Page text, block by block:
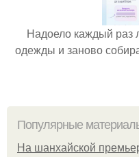
Надоело каждый раз
одежды и заново
Популярные
На шанхайской